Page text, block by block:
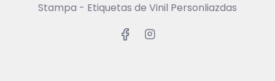
Stampa - Etiquetas de Vinil Personliazdas